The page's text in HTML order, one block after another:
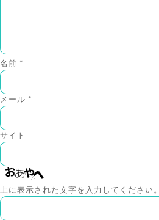
名前 *
メール *
サイト
上に表示された文字を入力してください。